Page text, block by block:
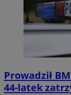
Prowadził
44-latek